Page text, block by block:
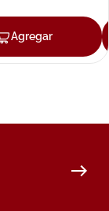
Agregar